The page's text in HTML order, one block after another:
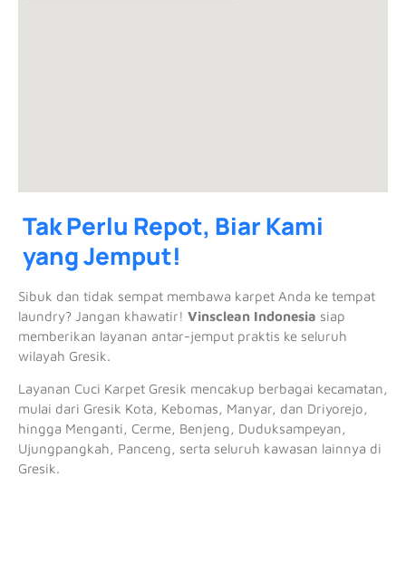
Tak Perlu Repot, Biar Kami
yang Jemput!
Sibuk dan tidak sempat membawa karpet Anda ke tempat
laundry? Jangan khawatir! Vinsclean Indonesia siap
memberikan layanan antar-jemput praktis ke seluruh
wilayah Gresik.
Layanan Cuci Karpet Gresik mencakup berbagai kecamatan,
mulai dari Gresik Kota, Kebomas, Manyar, dan Driyorejo,
hingga Menganti, Cerme, Benjeng, Duduksampeyan,
Ujungpangkah, Panceng, serta seluruh kawasan lainnya di
Gresik.